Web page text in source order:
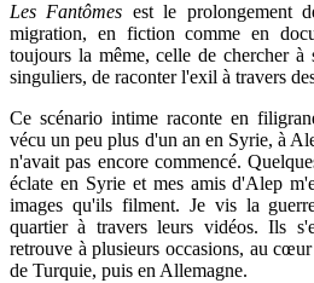
Les Fantômes est le prolongement
migration, en fiction comme en
toujours la même, celle de chercher à
singuliers, de raconter l'exil à travers
Ce scénario intime raconte en
vécu un peu plus d'un an en Syrie, à
n'avait pas encore commencé.
éclate en Syrie et mes amis d'Alep
images qu'ils filment. Je vis la
quartier à travers leurs vidéos. Ils
retrouve à plusieurs occasions, au
de Turquie, puis en Allemagne.